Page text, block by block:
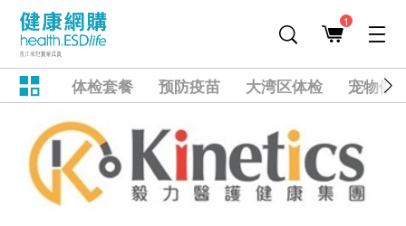
1
体检套餐 预防疫苗 大湾区体检 宠物健